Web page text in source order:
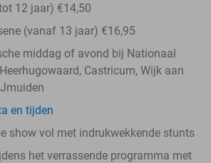
12 jaar) €14,50
(vanaf 13 jaar) €16,95
middag of avond bij Nationaal
Castricum, Wijk aan
en tijden
show vol met indrukwekkende stunts
het verrassende programma met